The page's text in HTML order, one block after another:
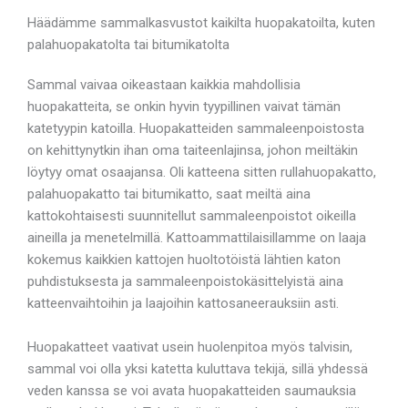
Häädämme sammalkasvustot kaikilta huopakatoilta, kuten
palahuopakatolta tai bitumikatolta
Sammal vaivaa oikeastaan kaikkia mahdollisia
huopakatteita, se onkin hyvin tyypillinen vaivat tämän
katetyypin katoilla. Huopakatteiden sammaleenpoistosta
on kehittynytkin ihan oma taiteenlajinsa, johon meiltäkin
löytyy omat osaajansa. Oli katteena sitten rullahuopakatto,
palahuopakatto tai bitumikatto, saat meiltä aina
kattokohtaisesti suunnitellut sammaleenpoistot oikeilla
aineilla ja menetelmillä. Kattoammattilaisillamme on laaja
kokemus kaikkien kattojen huoltotöistä lähtien katon
puhdistuksesta ja sammaleenpoistokäsittelyistä aina
katteenvaihtoihin ja laajoihin kattosaneerauksiin asti.
Huopakatteet vaativat usein huolenpitoa myös talvisin,
sammal voi olla yksi katetta kuluttava tekijä, sillä yhdessä
veden kanssa se voi avata huopakatteiden saumauksia